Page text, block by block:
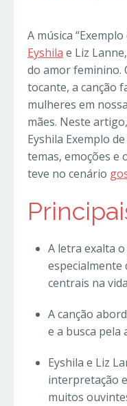
A música
Eyshila e Liz
do amor feminino.
tocante, a canção
mulheres em
mães. Neste
Eyshila Exemplo
temas, emoções e
teve no cenário
A letra exalta
especialmente
centrais na
A canção
e a busca pela
Eyshila e Liz
interpretação
muitos